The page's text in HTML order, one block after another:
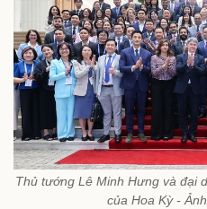
Thủ tướng Lê Minh Hưng và đại
của Hoa Kỳ -